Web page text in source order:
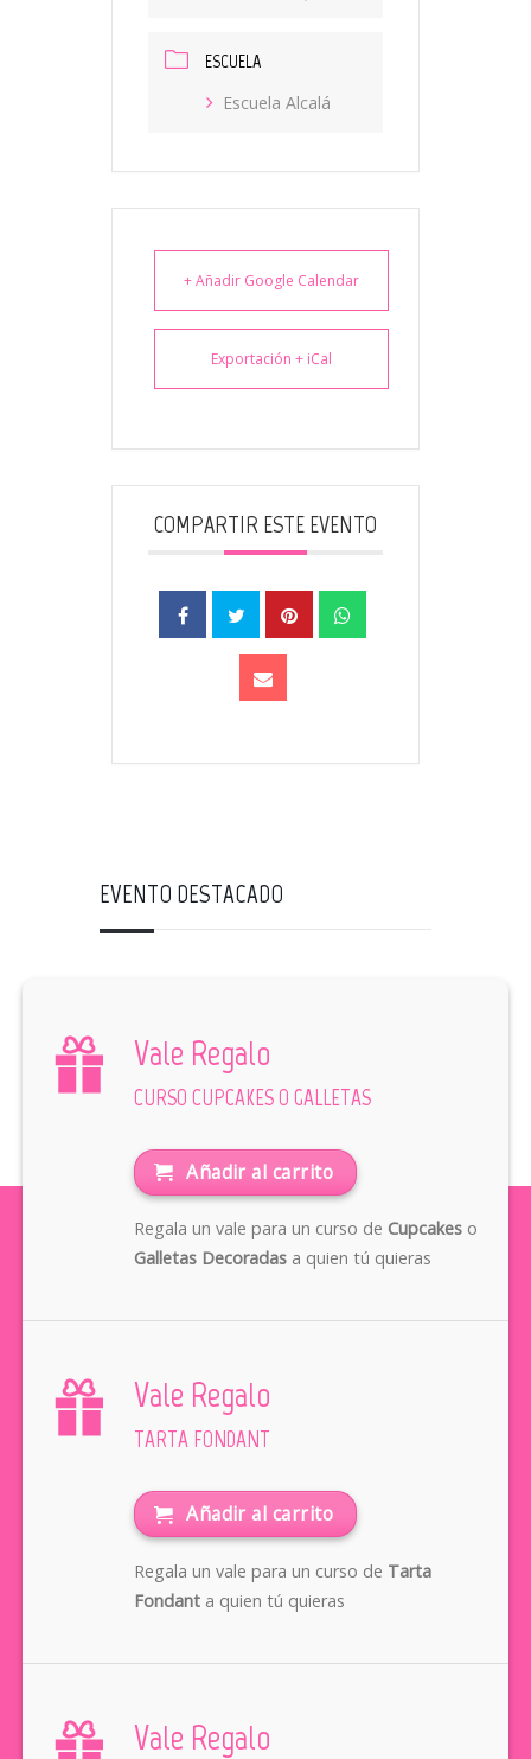
ESCUELA
Escuela Alcalá
+ Añadir Google Calendar
Exportación + iCal
COMPARTIR ESTE EVENTO
EVENTO DESTACADO
Vale Regalo
CURSO CUPCAKES O GALLETAS
Añadir al carrito
Regala un vale para un curso de Cupcakeso
Galletas Decoradasa quien tú quieras
Vale Regalo
TARTA FONDANT
Añadir al carrito
Regala un vale para un curso de Tarta
Fondanta quien tú quieras
Vale Regalo